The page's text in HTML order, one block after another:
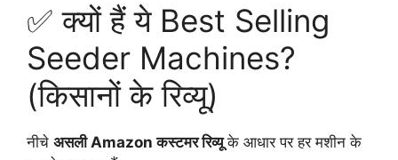
✅ क्यों हैं ये Best Selling
Seeder Machines?
(किसानों के रिव्यू)
नीचे असली Amazon कस्टमर रिव्यूके आधार पर हर मशीन के